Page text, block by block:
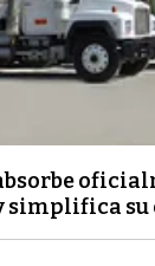
simplifica